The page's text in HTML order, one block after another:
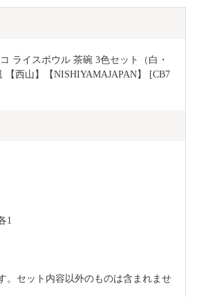
ライスボウル 茶碗 3色セット（白・
【西山】【NISHIYAMAJAPAN】 [CB7
1
。セット内容以外のものは含まれませ